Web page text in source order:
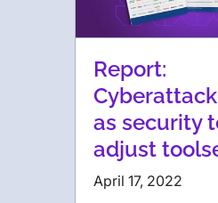
Report:
as security
adjust
April 17, 2022